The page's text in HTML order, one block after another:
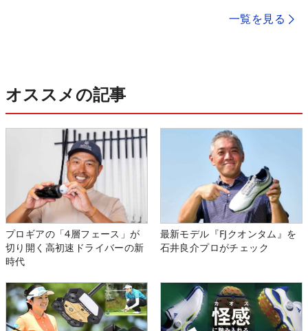
一覧を見る
オススメの記事
プロギアの「4層フェース」が
切り開く高初速ドライバーの新
時代
最新モデル『FJクオンタム』を
石井良介プロがチェック